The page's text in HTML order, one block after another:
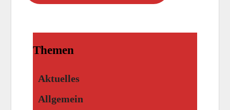
Themen
Aktuelles
Allgemein